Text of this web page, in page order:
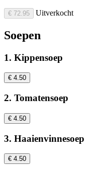
€ 72.95 Uitverkocht
Soepen
1. Kippensoep
€ 4.50
2. Tomatensoep
€ 4.50
3. Haaienvinnesoep
€ 4.50